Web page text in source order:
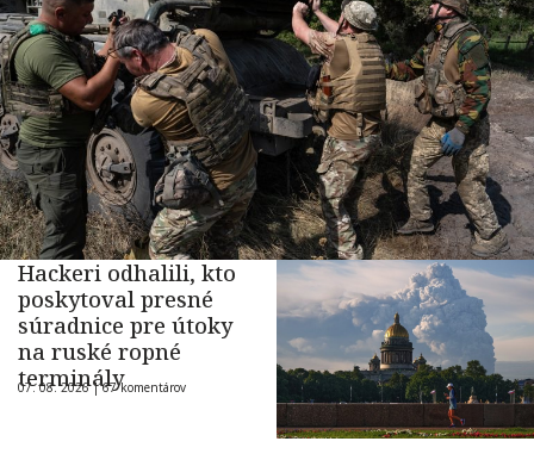
Hackeri odhalili, kto
poskytoval presné
súradnice pre útoky
na ruské ropné
terminály
07. 08. 2026 |67 komentárov